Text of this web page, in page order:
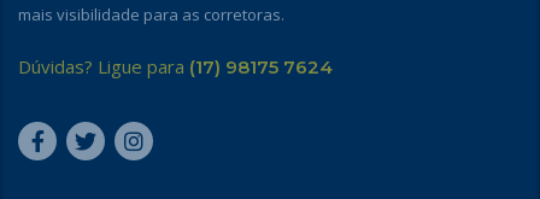
mais visibilidade para as corretoras.
Dúvidas? Ligue para (17) 98175 7624